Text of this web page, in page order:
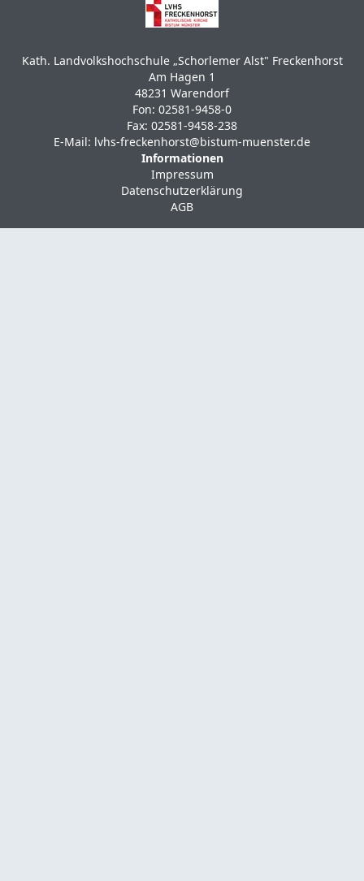
Kath. Landvolkshochschule „Schorlemer Alst" Freckenhorst
Am Hagen 1
48231 Warendorf
Fon: 02581-9458-0
Fax: 02581-9458-238
E-Mail: lvhs-freckenhorst@bistum-muenster.de
Informationen
Impressum
Datenschutzerklärung
AGB